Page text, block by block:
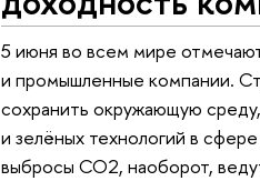
5 июня во всем мире
и промышленные компании.
сохранить окружающую
и зелёных технологий в
выбросы CO2, наоборот,